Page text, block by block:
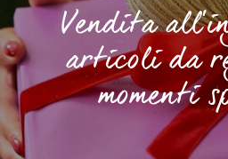
Vendita
articoli da
momenti